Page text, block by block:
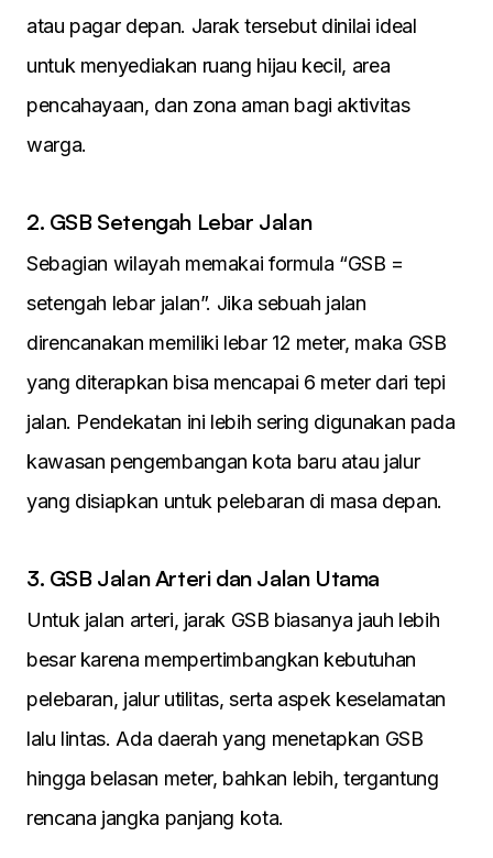
atau pagar depan. Jarak tersebut dinilai ideal
untuk menyediakan ruang hijau kecil, area
pencahayaan, dan zona aman bagi aktivitas
warga.
2. GSB Setengah Lebar Jalan
Sebagian wilayah memakai formula “GSB =
setengah lebar jalan”. Jika sebuah jalan
direncanakan memiliki lebar 12 meter, maka GSB
yang diterapkan bisa mencapai 6 meter dari tepi
jalan. Pendekatan ini lebih sering digunakan pada
kawasan pengembangan kota baru atau jalur
yang disiapkan untuk pelebaran di masa depan.
3. GSB Jalan Arteri dan Jalan Utama
Untuk jalan arteri, jarak GSB biasanya jauh lebih
besar karena mempertimbangkan kebutuhan
pelebaran, jalur utilitas, serta aspek keselamatan
lalu lintas. Ada daerah yang menetapkan GSB
hingga belasan meter, bahkan lebih, tergantung
rencana jangka panjang kota.